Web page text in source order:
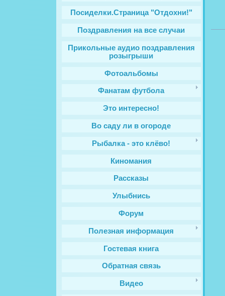
Посиделки.Страница "Отдохни!"
Поздравления на все случаи
Прикольные аудио поздравления
розыгрыши
Фотоальбомы
Фанатам футбола
Это интересно!
Во саду ли в огороде
Рыбалка - это клёво!
Киномания
Рассказы
Улыбнись
Форум
Полезная информация
Гостевая книга
Обратная связь
Видео